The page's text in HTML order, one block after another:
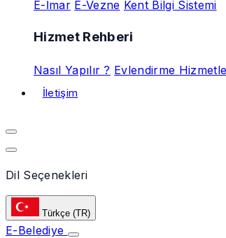
E-İmar E-Vezne Kent Bilgi Sistemi
Hizmet Rehberi
Nasıl Yapılır ? Evlendirme
İletişim
Dil Seçenekleri
Türkçe (TR)
E-Belediye